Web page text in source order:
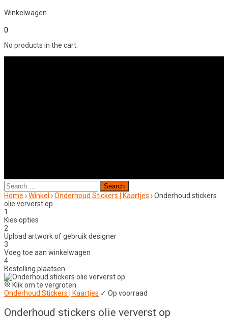
Winkelwagen
0
No products in the cart.
Search
for:
Home ›Winkel ›Onderhoud Stickers | Kaartjes ›Onderhoud stickers
olie ververst op
1
Kies opties
2
Upload artwork of gebruik designer
3
Voeg toe aan winkelwagen
4
Bestelling plaatsen
Klik om te vergroten
Onderhoud Stickers | Kaartjes ✓ Op voorraad
Onderhoud stickers olie ververst op